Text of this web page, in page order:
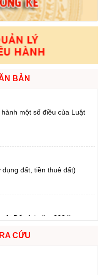
BẢN
đất, tiền thuê đất)
Đất đai năm 2024)
CỨU